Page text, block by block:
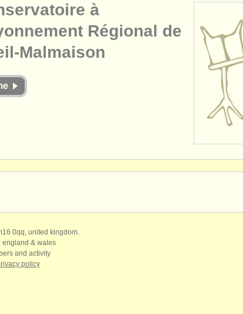
our ATSfaq einloggen
à
Régional de
Malmaison
0qq, united kingdom.
england & wales
and activity
policy